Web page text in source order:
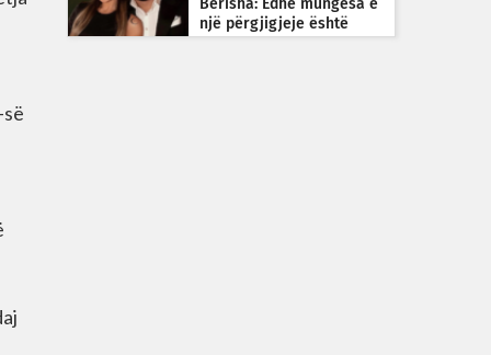
Berisha: Edhe mungesa e
një përgjigjeje është